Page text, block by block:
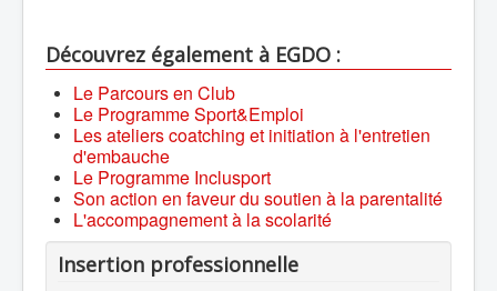
Découvrez également à EGDO :
Le Parcours en Club
Le Programme Sport&Emploi
Les ateliers coatching et initiation à l'entretien
d'embauche
Le Programme Inclusport
Son action en faveur du soutien à la parentalité
L'accompagnement à la scolarité
Insertion professionnelle